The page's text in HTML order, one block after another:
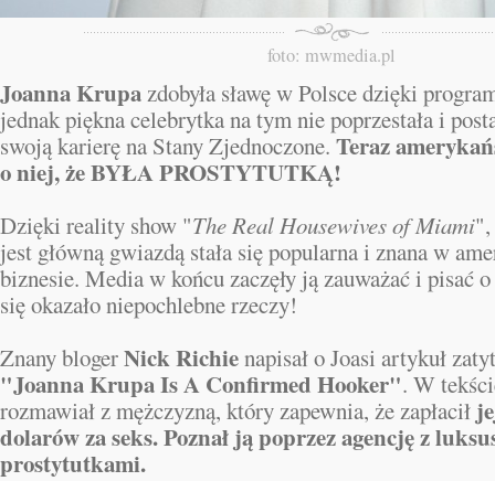
foto: mwmedia.pl
Joanna Krupazdobyła sławę w Polsce dzięki
jednak piękna celebrytka na tym nie poprzestała i
swoją karierę na Stany Zjednoczone. Teraz
o niej, że BYŁA PROSTYTUTKĄ!
Dzięki reality show "The Real Housewives of Miami",
jest główną gwiazdą stała się popularna i znana w
biznesie. Media w końcu zaczęły ją zauważać i pisać
się okazało niepochlebne rzeczy!
Znany blogerNick Richienapisał o Joasi artykuł
"Joanna Krupa Is A Confirmed Hooker". W
rozmawiał z mężczyzną, który zapewnia, że zapłacił
dolarów za seks.Poznał ją poprzez agencję z
prostytutkami.